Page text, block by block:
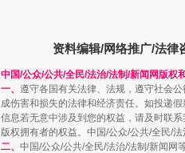
资料编辑/网络推广/法律
中国/公众/公共/全民/法治/法制/新闻网版权
一、 遵守各国有关法律、法规，遵守社会
成伤害和损失的法律和经济责任。如投递
信息若无意中涉及到您的权益，请及时联
版权拥有者的权益。中国/公众/公共/全民/
二、 中国/公众/公共/全民/法治/法制/新闻网